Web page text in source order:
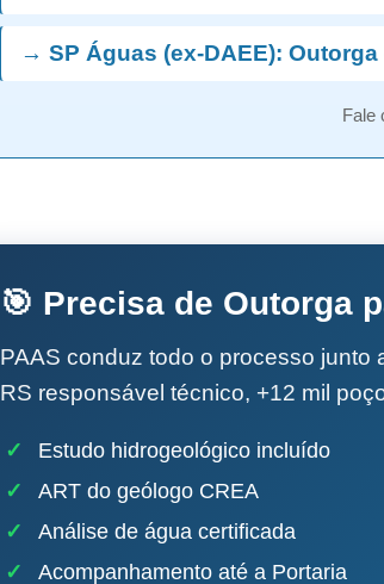
→ SP Águas (ex-DAEE): Outorga
Fale
🎯 Precisa de Outorga
PAAS conduz todo o processo junto
RS responsável técnico, +12 mil
✓
Estudo hidrogeológico incluído
✓
ART do geólogo CREA
✓
Análise de água certificada
✓
Acompanhamento até a Portaria